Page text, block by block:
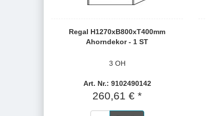
Regal H1270xB800xT400mm
Ahorndekor - 1 ST
3 OH
Art. Nr.: 9102490142
260,61 € *